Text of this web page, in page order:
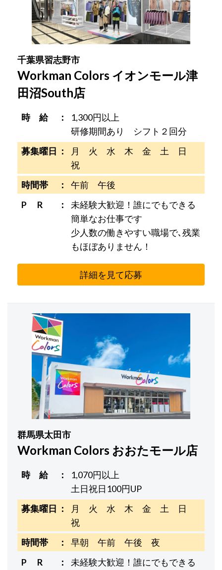
千葉県習志野市
Workman Colors イオンモール津
田沼South店
時 給
1,300円以上
研修期間あり シフト２回分
募集曜日
月 火 水 木 金 土 日
祝
時間帯
午前 午後
P R
未経験大歓迎！誰にでもできる
簡単なお仕事です
少人数の働きやすい職場で､残業
もほぼありません！
詳細を見て応募
群馬県太田市
Workman Colors おおたモール店
時 給
1,070円以上
土日祝日100円UP
募集曜日
月 火 水 木 金 土 日
祝
時間帯
早朝 午前 午後 夜
P R
未経験大歓迎！誰にでもできる